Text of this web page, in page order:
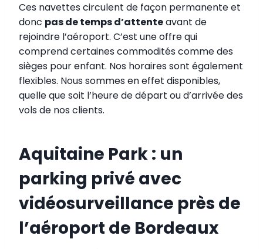
Ces navettes circulent de façon permanente et
donc pas de temps d’attenteavant de
rejoindre l’aéroport. C’est une offre qui
comprend certaines commodités comme des
sièges pour enfant. Nos horaires sont également
flexibles. Nous sommes en effet disponibles,
quelle que soit l’heure de départ ou d’arrivée des
vols de nos clients.
Aquitaine Park : un
parking privé avec
vidéosurveillance près de
l’aéroport de Bordeaux